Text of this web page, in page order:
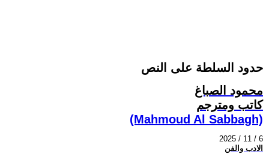
حدود السلطة على النص
محمود الصباغ
كاتب ومترجم
(Mahmoud Al Sabbagh)
2025 / 11 / 6
الادب والفن